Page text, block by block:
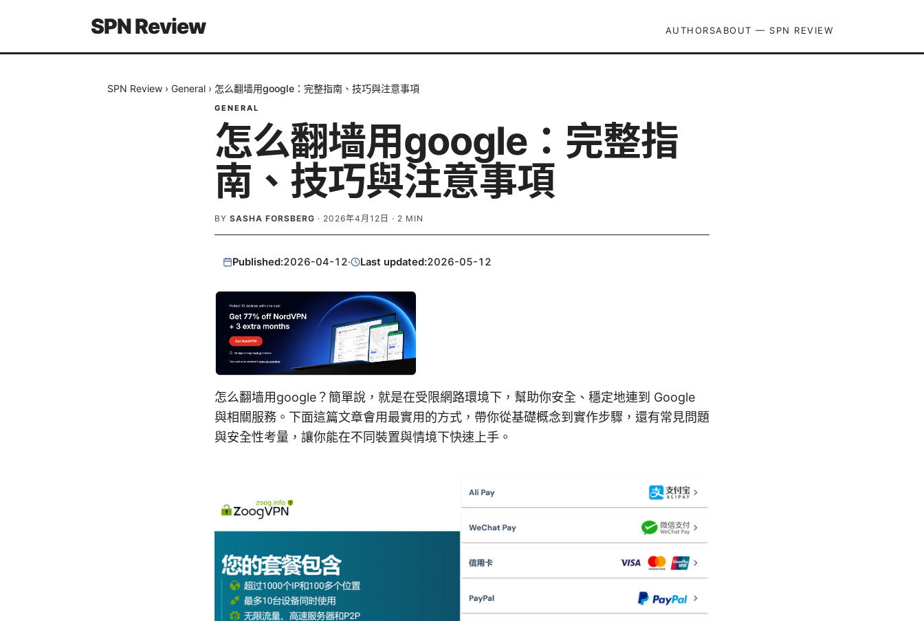
SPN Review AUTHORSABOUT — SPN REVIEW
SPN Review › General › 怎么翻墙用google：完整指南、技巧與注意事項
GENERAL
怎么翻墙用google：完整指
南、技巧與注意事項
BY SASHA FORSBERG · 2026年4月12日 · 2 MIN
Published:2026-04-12· Last updated:2026-05-12
怎么翻墙用google？簡單說，就是在受限網路環境下，幫助你安全、穩定地連到 Google
與相關服務。下面這篇文章會用最實用的方式，帶你從基礎概念到實作步驟，還有常見問題
與安全性考量，讓你能在不同裝置與情境下快速上手。